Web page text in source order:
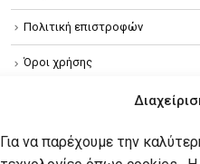
Για να παρέχουμε την
Πολιτική επιστροφών
Όροι χρήσης
Πολιτική απορρήτου
Πολιτική Cookies